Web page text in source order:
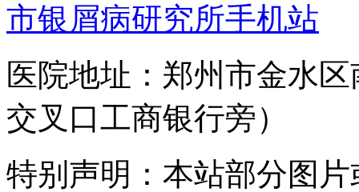
市银屑病研究所手机站
医院地址：郑州市金水
交叉口工商银行旁）
特别声明：本站部分图